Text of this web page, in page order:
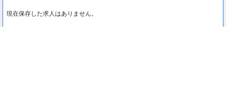
現在保存した求人はありません。